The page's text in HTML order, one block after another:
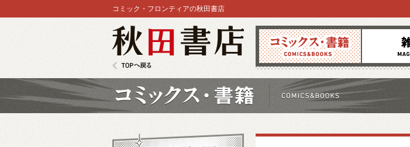
コミックス 雑誌
コミック・フロンティアの秋田書店